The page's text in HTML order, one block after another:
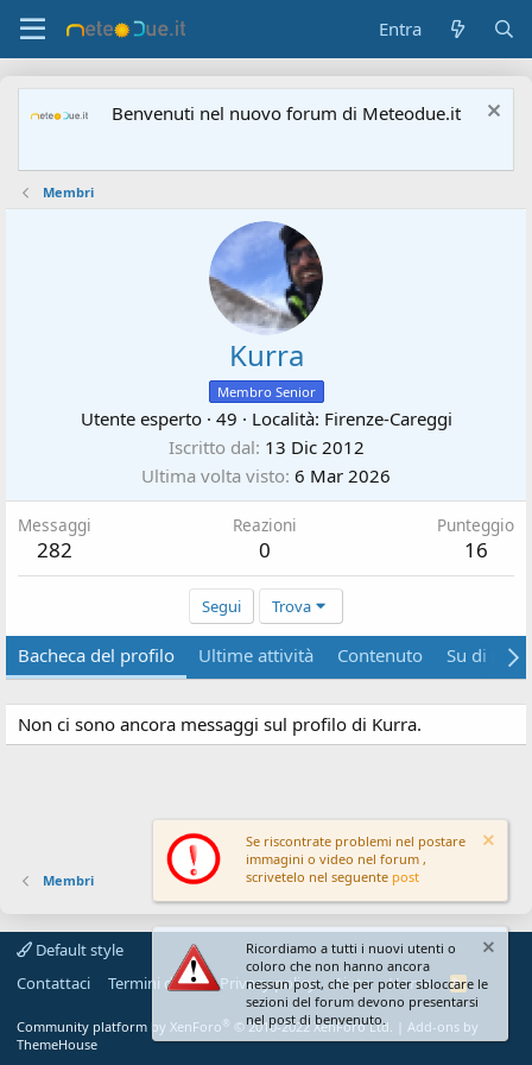
Entra
Benvenuti nel nuovo forum di Meteodue.it
Membri
Kurra
Membro Senior
Utente esperto · 49 · Località: Firenze-Careggi
Iscritto dal 13 Dic 2012
Ultima volta visto 6 Mar 2026
Messaggi
282
Reazioni
0
Punteggio
16
Segui Trova
Bacheca del profilo Ultime attività Contenuto Su di me
Non ci sono ancora messaggi sul profilo di Kurra.
Membri
Default style
Contattaci
Termini d'uso Privacy policy Aiuto Home
R
S
Community platform by XenForo® © 2010-2022 XenForo Ltd.
Add-ons by
ThemeHouse
Se riscontrate problemi nel postare
immagini o video nel forum ,
scrivetelo nel seguente post
Ricordiamo a tutti i nuovi utenti o
coloro che non hanno ancora
nessun post, che per poter sbloccare le
sezioni del forum devono presentarsi
nel post di benvenuto.